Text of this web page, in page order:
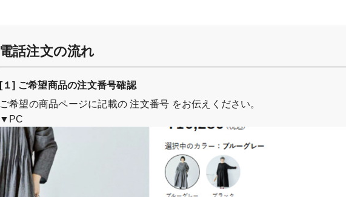
電話注文の流れ
[１] ご希望商品の注文番号確認
ご希望の商品ページに記載の 注文番号 をお伝えください。
▼PC